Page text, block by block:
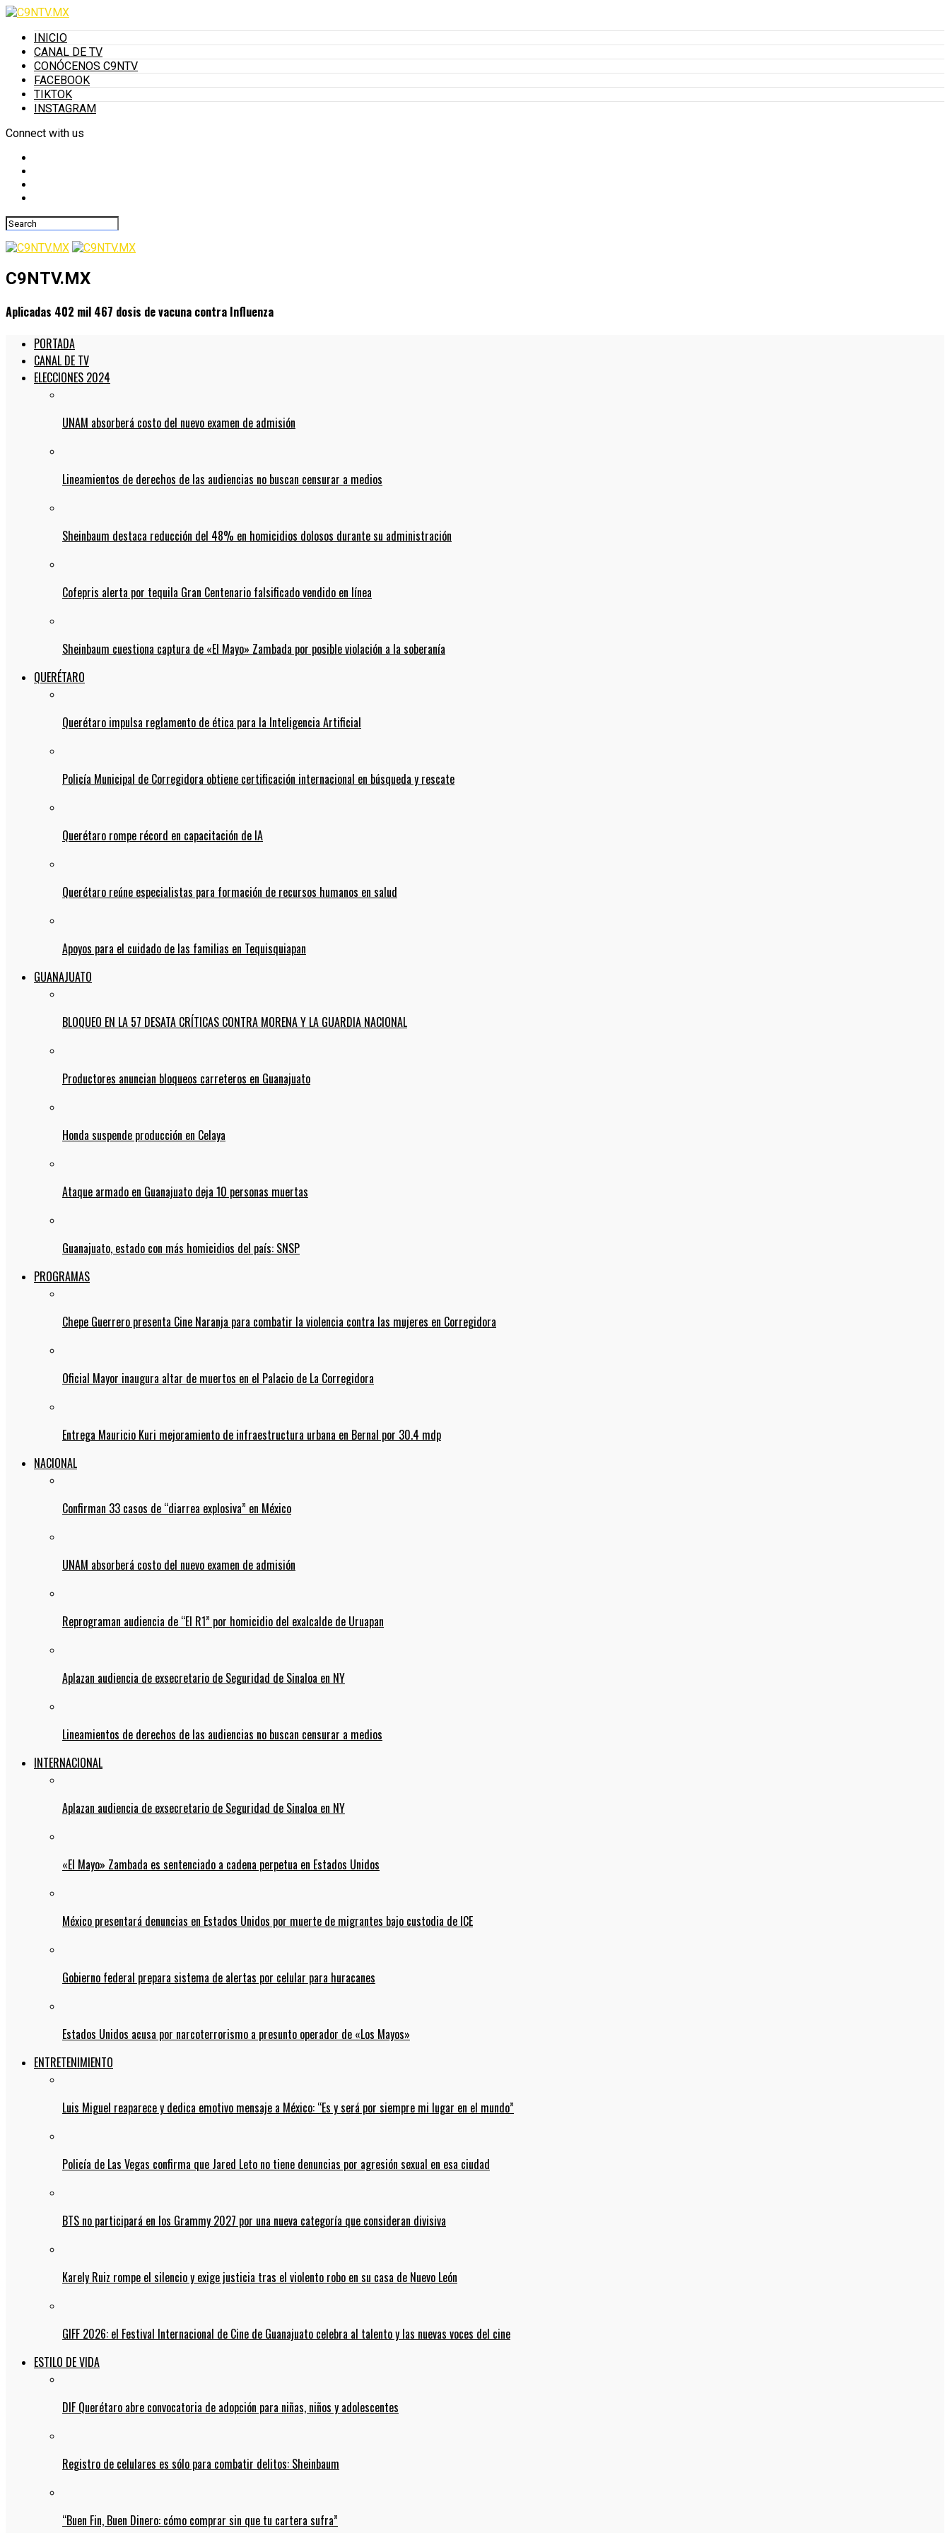
INICIO
CANAL DE TV
CONÓCENOS C9NTV
FACEBOOK
TIKTOK
INSTAGRAM
Connect with us
C9NTV.MX
Aplicadas 402 mil 467 dosis de vacuna contra Influenza
PORTADA
CANAL DE TV
ELECCIONES 2024
UNAM absorberá costo del nuevo examen de admisión
Lineamientos de derechos de las audiencias no buscan censurar a medios
Sheinbaum destaca reducción del 48% en homicidios dolosos durante su administración
Cofepris alerta por tequila Gran Centenario falsificado vendido en línea
Sheinbaum cuestiona captura de «El Mayo» Zambada por posible violación a la soberanía
QUERÉTARO
Querétaro impulsa reglamento de ética para la Inteligencia Artificial
Policía Municipal de Corregidora obtiene certificación internacional en búsqueda y rescate
Querétaro rompe récord en capacitación de IA
Querétaro reúne especialistas para formación de recursos humanos en salud
Apoyos para el cuidado de las familias en Tequisquiapan
GUANAJUATO
BLOQUEO EN LA 57 DESATA CRÍTICAS CONTRA MORENA Y LA GUARDIA NACIONAL
Productores anuncian bloqueos carreteros en Guanajuato
Honda suspende producción en Celaya
Ataque armado en Guanajuato deja 10 personas muertas
Guanajuato, estado con más homicidios del país: SNSP
PROGRAMAS
Chepe Guerrero presenta Cine Naranja para combatir la violencia contra las mujeres en Corregidora
Oficial Mayor inaugura altar de muertos en el Palacio de La Corregidora
Entrega Mauricio Kuri mejoramiento de infraestructura urbana en Bernal por 30.4 mdp
NACIONAL
Confirman 33 casos de “diarrea explosiva” en México
UNAM absorberá costo del nuevo examen de admisión
Reprograman audiencia de “El R1” por homicidio del exalcalde de Uruapan
Aplazan audiencia de exsecretario de Seguridad de Sinaloa en NY
Lineamientos de derechos de las audiencias no buscan censurar a medios
INTERNACIONAL
Aplazan audiencia de exsecretario de Seguridad de Sinaloa en NY
«El Mayo» Zambada es sentenciado a cadena perpetua en Estados Unidos
México presentará denuncias en Estados Unidos por muerte de migrantes bajo custodia de ICE
Gobierno federal prepara sistema de alertas por celular para huracanes
Estados Unidos acusa por narcoterrorismo a presunto operador de «Los Mayos»
ENTRETENIMIENTO
Luis Miguel reaparece y dedica emotivo mensaje a México: “Es y será por siempre mi lugar en el mundo”
Policía de Las Vegas confirma que Jared Leto no tiene denuncias por agresión sexual en esa ciudad
BTS no participará en los Grammy 2027 por una nueva categoría que consideran divisiva
Karely Ruiz rompe el silencio y exige justicia tras el violento robo en su casa de Nuevo León
GIFF 2026: el Festival Internacional de Cine de Guanajuato celebra al talento y las nuevas voces del cine
ESTILO DE VIDA
DIF Querétaro abre convocatoria de adopción para niñas, niños y adolescentes
Registro de celulares es sólo para combatir delitos: Sheinbaum
“Buen Fin, Buen Dinero: cómo comprar sin que tu cartera sufra”